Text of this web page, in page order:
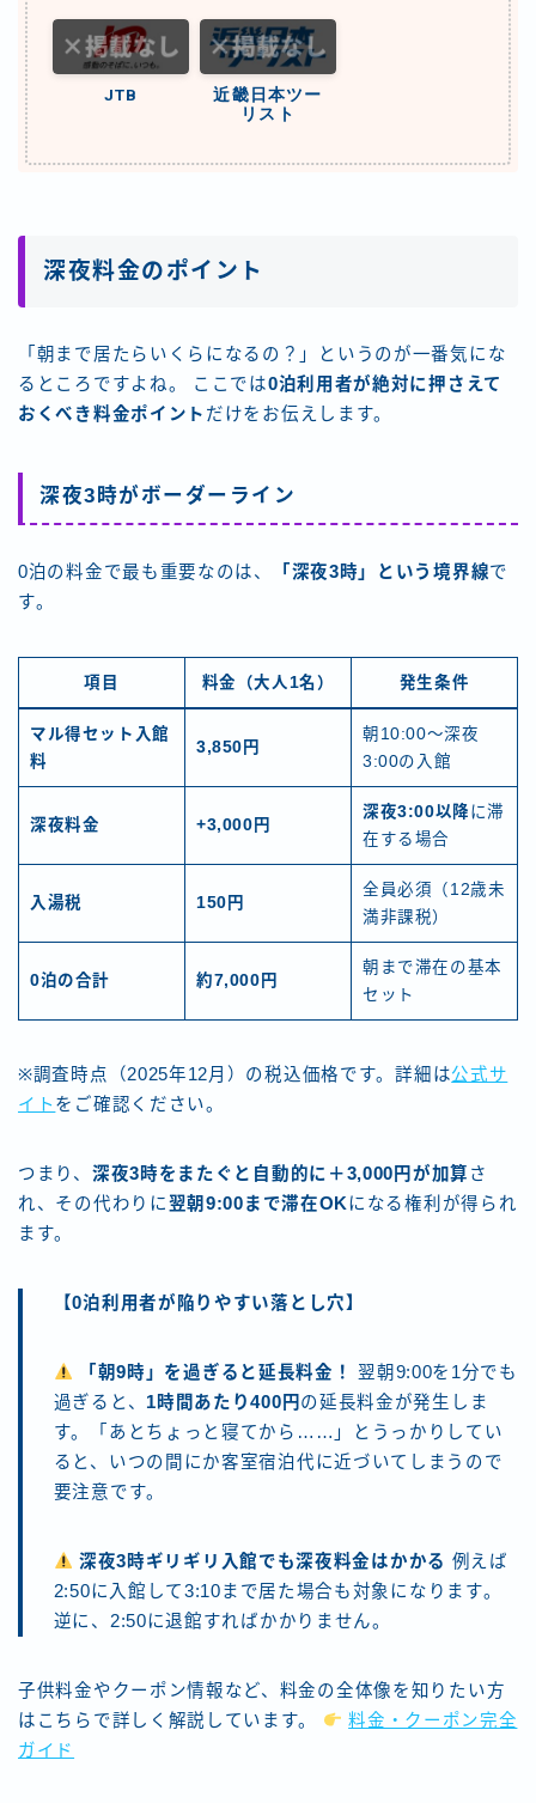
JTB
近畿日本ツー
リスト
深夜料金のポイント
「朝まで居たらいくらになるの？」というのが一番気にな
るところですよね。 ここでは0泊利用者が絶対に押さえて
おくべき料金ポイント だけをお伝えします。
深夜3時がボーダーライン
0泊の料金で最も重要なのは、 「深夜3時」という境界線で
す。
項目 料金（大人1名） 発生条件
マル得セット入館
料
3,850円
朝10:00〜深夜
3:00の入館
深夜料金 +3,000円
深夜3:00以降 に滞
在する場合
入湯税 150円
全員必須（12歳未
満非課税）
0泊の合計 約7,000円
朝まで滞在の基本
セット
※調査時点（2025年12月）の税込価格です。詳細は公式サ
イトをご確認ください。
つまり、 深夜3時をまたぐと自動的に＋3,000円が加算 さ
れ、その代わりに翌朝9:00まで滞在OKになる権利が得られ
ます。
【0泊利用者が陥りやすい落とし穴】
「朝9時」を過ぎると延長料金！
翌朝9:00を1分でも
過ぎると、 1時間あたり400円 の延長料金が発生しま
す。「あとちょっと寝てから……」とうっかりしてい
ると、いつの間にか客室宿泊代に近づいてしまうので
要注意です。
深夜3時ギリギリ入館でも深夜料金はかかる 例えば
2:50に入館して3:10まで居た場合も対象になります。
逆に、2:50に退館すればかかりません。
子供料金やクーポン情報など、料金の全体像を知りたい方
はこちらで詳しく解説しています。
料金・クーポン完全
ガイド